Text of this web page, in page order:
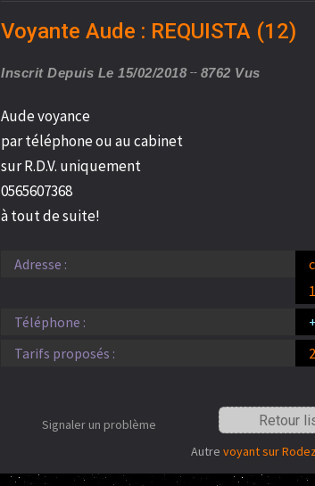
Voyante Aude : REQUISTA (12)
Inscrit Depuis Le 15/02/2018 8762 Vus
Aude voyance
par téléphone ou au cabinet
sur R.D.V. uniquement
0565607368
à tout de suite!
Adresse :
Téléphone :
Tarifs proposés :
Signaler un problème Retour
Autre voyant sur